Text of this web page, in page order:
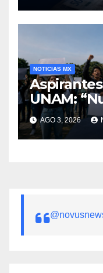
NOTICIAS MX
UNAM:
negocia”
AGO 3, 2026